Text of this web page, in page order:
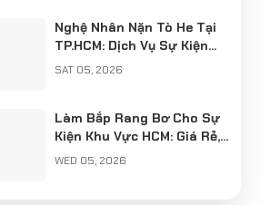
Nghệ Nhân Nặn Tò He Tại
TP.HCM: Dịch Vụ Sự Kiện
Chuyên Nghiệp, Có VAT
SAT 05, 2026
Làm Bắp Rang Bơ Cho Sự
Kiện Khu Vực HCM: Giá Rẻ,
Chuyên Nghiệp, Có Xuất
WED 05, 2026